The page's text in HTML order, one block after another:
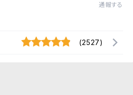
通報する
(2527)